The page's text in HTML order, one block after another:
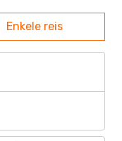
Enkele reis